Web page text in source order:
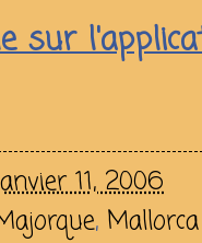
sur
11, 2006
,